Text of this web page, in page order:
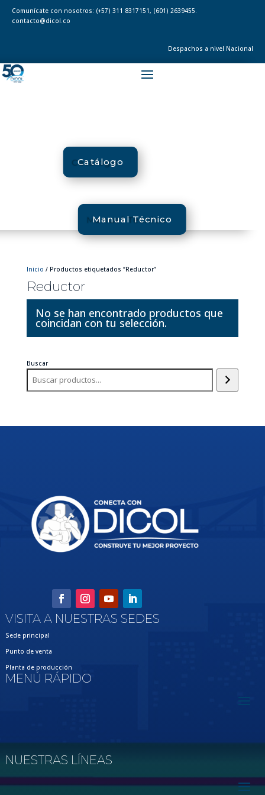
Comunícate con nosotros: (+57) 311 8317151, (601) 2639455.
contacto@dicol.co
Despachos a nivel Nacional
Catálogo
Manual Técnico
Inicio / Productos etiquetados “Reductor”
Reductor
No se han encontrado productos que
coincidan con tu selección.
Buscar
VISITA A NUESTRAS SEDES
Sede principal
Punto de venta
Planta de producción
MENÚ RÁPIDO
NUESTRAS LÍNEAS